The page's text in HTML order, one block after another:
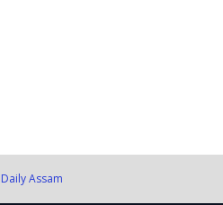
Daily Assam